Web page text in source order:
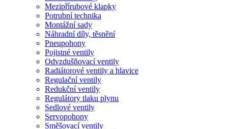
Mezipřírubové klapky
Potrubní technika
Montážní sady
Náhradní díly, těsnění
Pneupohony
Pojistné ventily
Odvzdušňovací ventily
Radiátorové ventily a hlavice
Regulační ventily
Redukční ventily
Regulátory tlaku plynu
Sedlové ventily
Servopohony
Směšovací ventily